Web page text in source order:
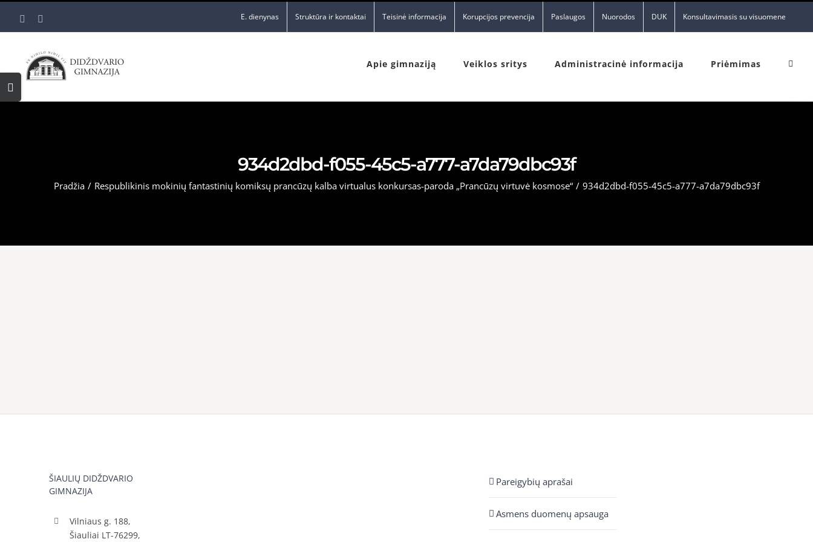
Facebook E. dienynas Struktūra ir kontaktai Teisinė informacija Korupcijos prevencija Paslaugos Nuorodos DUK Konsultavimasis su visuomene
Apie gimnaziją Veiklos sritys Administracinė informacija Priėmimas
934d2dbd-f055-45c5-a777-a7da79dbc93f
Pradžia / Respublikinis mokinių fantastinių komiksų prancūzų kalba virtualus konkursas-paroda „Prancūzų virtuvė kosmose“ / 934d2dbd-f055-45c5-a777-a7da79dbc93f
ŠIAULIŲ DIDŽDVARIO
GIMNAZIJA
Vilniaus g. 188,
Šiauliai LT-76299,
Pareigybių aprašai
Asmens duomenų apsauga
Toggle
Sliding